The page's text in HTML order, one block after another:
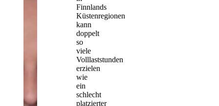
Finnlands
Küstenregionen
kann
doppelt
so
viele
Volllaststunden
erzielen
wie
ein
schlecht
platzierter